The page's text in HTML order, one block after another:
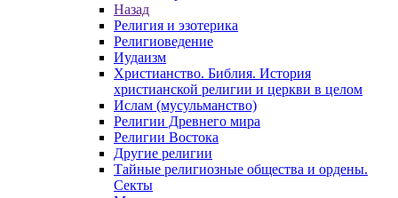
Назад
Религия и эзотерика
Религиоведение
Иудаизм
Христианство. Библия. История
христианской религии и церкви в целом
Ислам (мусульманство)
Религии Древнего мира
Религии Востока
Другие религии
Тайные религиозные общества и ордены.
Секты